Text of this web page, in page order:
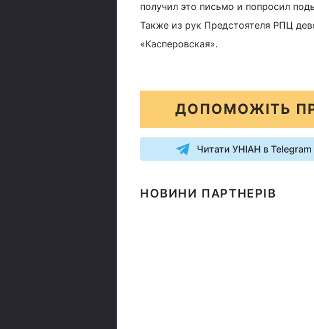
получил это письмо и попросил
Также из рук Предстоятеля РПЦ
«Касперовская».
ДОПОМОЖІТЬ
Читати УНІАН в Telegram
НОВИНИ ПАРТНЕРІВ